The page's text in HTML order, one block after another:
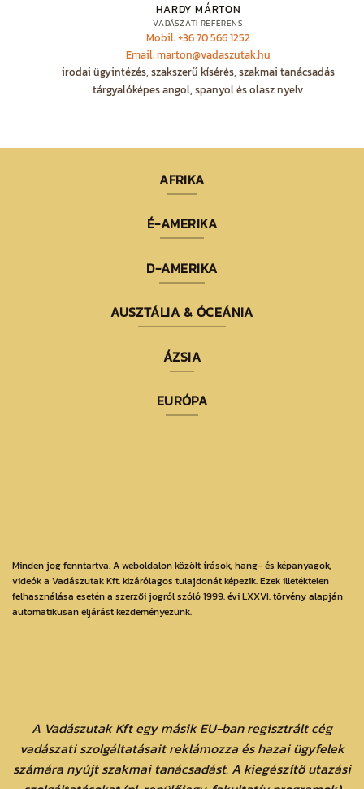
HARDY MÁRTON
VADÁSZATI REFERENS
Mobil: +36 70 566 1252
Email: marton@vadaszutak.hu
irodai ügyintézés, szakszerű kísérés, szakmai tanácsadás
tárgyalóképes angol, spanyol és olasz nyelv
AFRIKA
É-AMERIKA
D-AMERIKA
AUSZTÁLIA & ÓCEÁNIA
ÁZSIA
EURÓPA
Minden jog fenntartva. A weboldalon közölt írások, hang- és képanyagok,
videók a Vadászutak Kft. kizárólagos tulajdonát képezik. Ezek illetéktelen
felhasználása esetén a szerzői jogról szóló 1999. évi LXXVI. törvény alapján
automatikusan eljárást kezdeményezünk.
A Vadászutak Kft egy másik EU-ban regisztrált cég
vadászati szolgáltatásait reklámozza és hazai ügyfelek
számára nyújt szakmai tanácsadást. A kiegészítő utazási